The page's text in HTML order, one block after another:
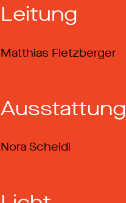
Leitung
Matthias Fletzberger
Ausstattung
Nora Scheidl